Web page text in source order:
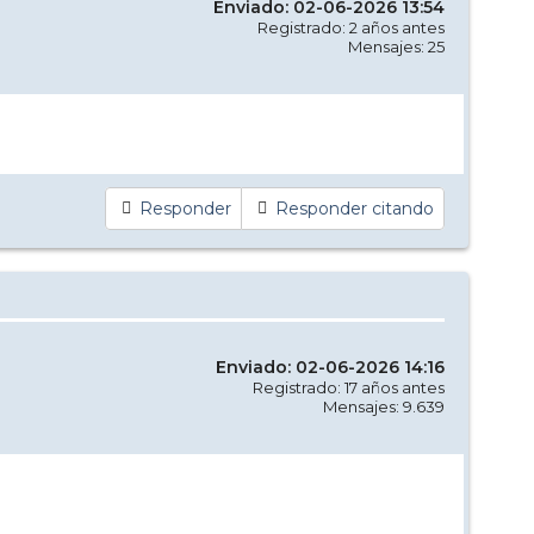
Enviado: 02-06-2026 13:54
Registrado: 2 años antes
Mensajes: 25
Responder Responder citando
Enviado: 02-06-2026 14:16
Registrado: 17 años antes
Mensajes: 9.639